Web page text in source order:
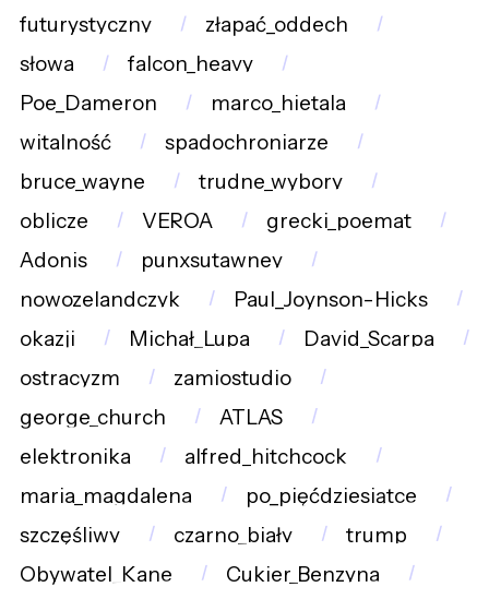
futurystyczny
złapać_oddech
słowa
falcon_heavy
Poe_Dameron
marco_hietala
witalność
spadochroniarze
bruce_wayne
trudne_wybory
oblicze
VEROA
grecki_poemat
Adonis
punxsutawney
nowozelandczyk
Paul_Joynson-Hicks
okazji
Michał_Lupa
David_Scarpa
ostracyzm
zamiostudio
george_church
ATLAS
elektronika
alfred_hitchcock
maria_magdalena
po_pięćdziesiątce
szczęśliwy
czarno_biały
trump
Obywatel_Kane
Cukier_Benzyna